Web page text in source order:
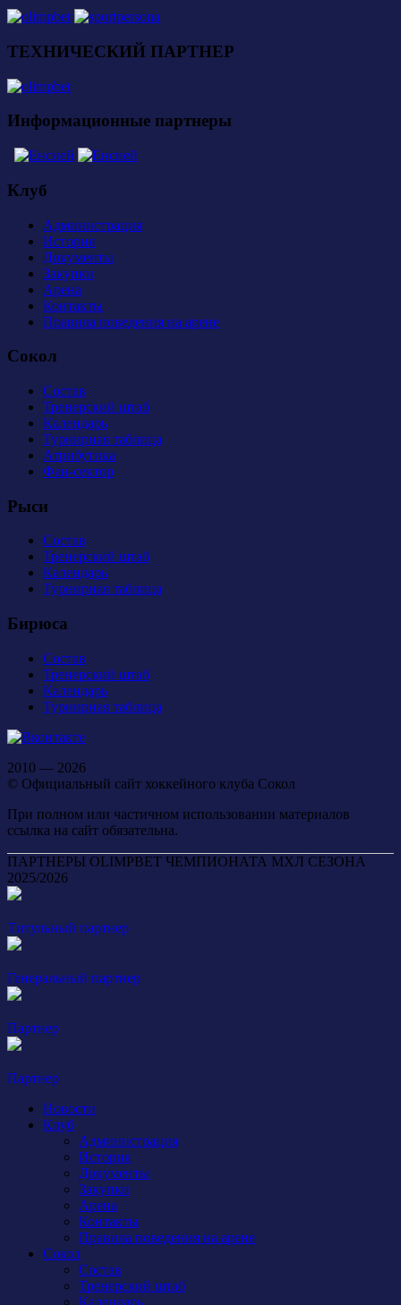
ТЕХНИЧЕСКИЙ ПАРТНЕР
Информационные партнеры
Клуб
Администрация
История
Документы
Закупки
Арена
Контакты
Правила поведения на арене
Сокол
Состав
Тренерский штаб
Календарь
Турнирная таблица
Атрибутика
Фан-сектор
Рыси
Состав
Тренерский штаб
Календарь
Турнирная таблица
Бирюса
Состав
Тренерский штаб
Календарь
Турнирная таблица
2010 — 2026
© Официальный сайт хоккейного клуба Сокол
При полном или частичном использовании материалов
ссылка на сайт обязательна.
ПАРТНЕРЫ OLIMPBET ЧЕМПИОНАТА МХЛ СЕЗОНА
2025/2026
Титульный партнер
Генеральный партнер
Партнер
Партнер
Новости
Клуб
Администрация
История
Документы
Закупки
Арена
Контакты
Правила поведения на арене
Сокол
Состав
Тренерский штаб
Календарь